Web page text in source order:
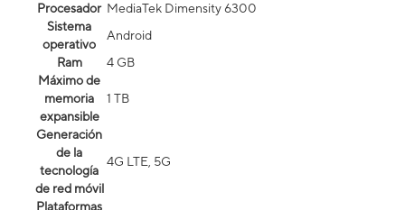
Procesador MediaTek Dimensity 6300
Sistema
operativo
Android
Ram
4 GB
Máximo de
memoria
expansible
1 TB
Generación
de la
tecnología
de red móvil
4G LTE, 5G
Plataformas